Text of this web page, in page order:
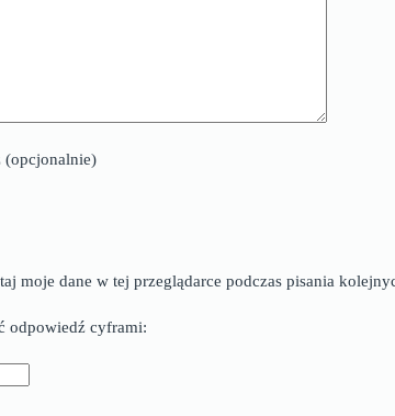
(opcjonalnie)
moje dane w tej przeglądarce podczas pisania
odpowiedź cyframi: